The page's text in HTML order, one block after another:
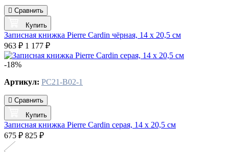
Сравнить
Купить
Записная книжка Pierre Cardin чёрная, 14 х 20,5 см
963 ₽ 1 177 ₽
-18%
Артикул: PC21-B02-1
Сравнить
Купить
Записная книжка Pierre Cardin серая, 14 х 20,5 см
675 ₽ 825 ₽